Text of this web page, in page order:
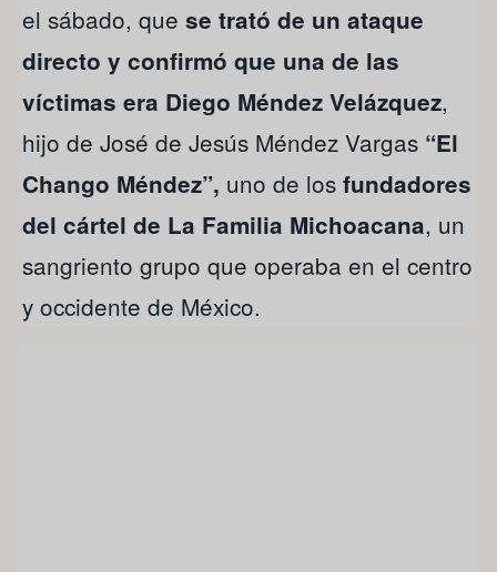
el sábado, que se trató de un ataque
directo y confirmó que una de las
víctimas era Diego Méndez Velázquez,
hijo de José de Jesús Méndez Vargas “El
Chango Méndez”, uno de los fundadores
del cártel de La Familia Michoacana, un
sangriento grupo que operaba en el centro
y occidente de México.